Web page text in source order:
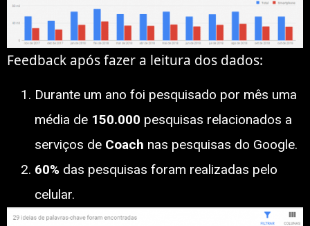
Feedback após fazer a leitura dos dados:
Durante um ano foi pesquisado por mês uma
média de 150.000 pesquisas relacionados a
serviços de Coach nas pesquisas do Google.
60% das pesquisas foram realizadas pelo
celular.